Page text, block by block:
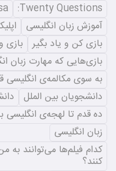
Twenty Questions:
آموزش زبان انگلیسی
بازی کن و یاد بگیر بازی
بازی‌هایی که مهارت زبان
به سوی مکالمه‌ی انگلیسی
دانشجویان بین الملل
ده قدم تا لهجه‌ی انگلیسی
زبان انگلیسی
کدام فیلم‌ها می‌توانند به
کنند؟